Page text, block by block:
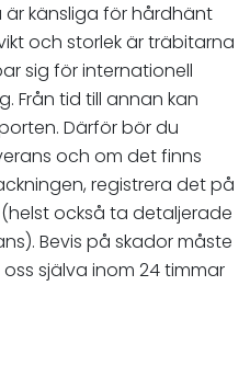
känsliga för hårdhänt
och storlek är träbitarna
sig för internationell
Från tid till annan kan
Därför bör du
och om det finns
registrera det på
också ta detaljerade
Bevis på skador måste
själva inom 24 timmar